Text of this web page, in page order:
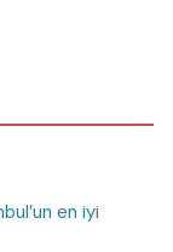
en iyi